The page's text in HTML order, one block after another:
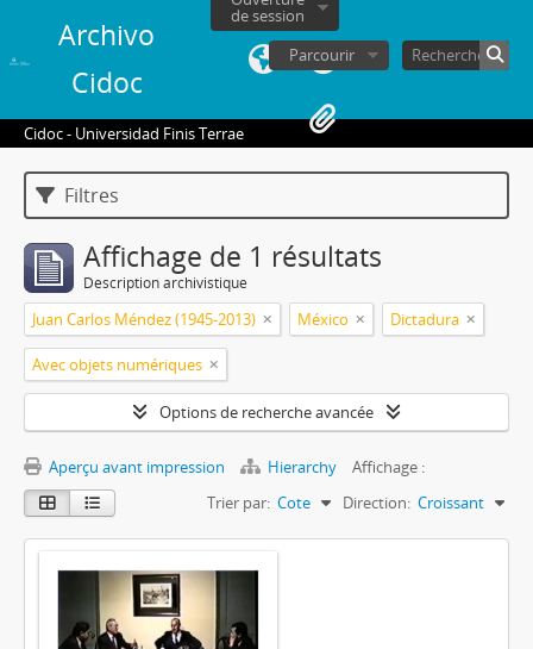
Archivo
Cidoc
de session
Parcourir
Cidoc - Universidad Finis Terrae
Filtres
Affichage de 1 résultats
Description archivistique
Juan Carlos Méndez (1945-2013) México Dictadura
Avec objets numériques
Options de recherche avancée
Aperçu avant impression Hierarchy
Affichage :
Trier par: Cote Direction: Croissant